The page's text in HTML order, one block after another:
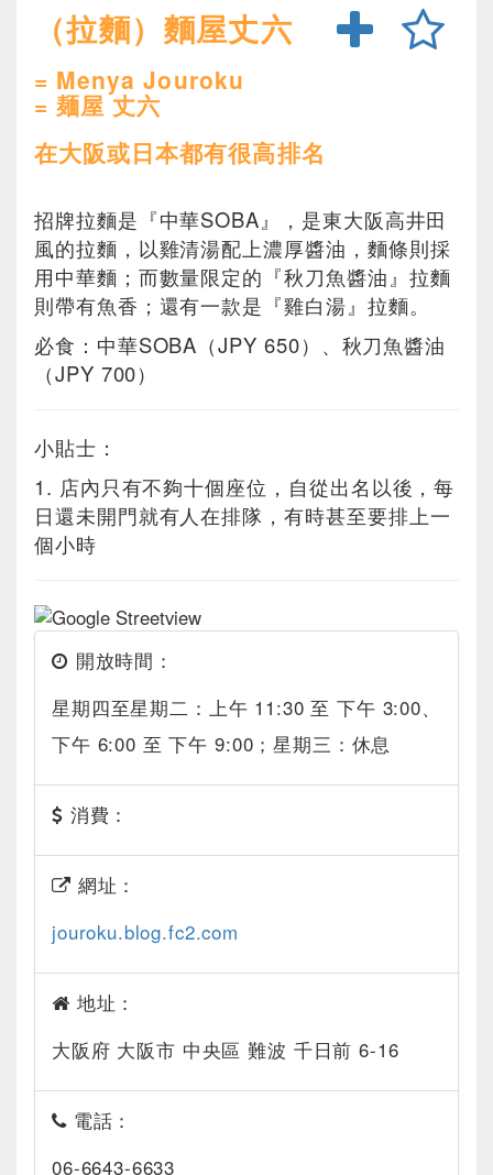
（拉麵）麵屋丈六
= Menya Jouroku
= 麺屋 丈六
在大阪或日本都有很高排名
招牌拉麵是『中華SOBA』，是東大阪高井田
風的拉麵，以雞清湯配上濃厚醬油，麵條則採
用中華麵；而數量限定的『秋刀魚醬油』拉麵
則帶有魚香；還有一款是『雞白湯』拉麵。
必食：中華SOBA（JPY 650）、秋刀魚醬油
（JPY 700）
小貼士：
1. 店內只有不夠十個座位，自從出名以後，每
日還未開門就有人在排隊，有時甚至要排上一
個小時
開放時間：
星期四至星期二：上午 11:30 至 下午 3:00、
下午 6:00 至 下午 9:00；星期三：休息
消費：
網址：
jouroku.blog.fc2.com
地址：
大阪府 大阪市 中央區 難波 千日前 6-16
電話：
06-6643-6633